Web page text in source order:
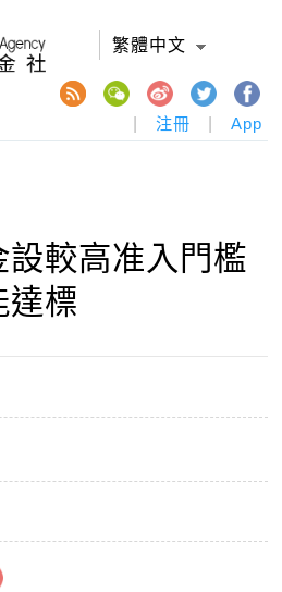
繁體中文
注冊 App
較高准入門檻
達標